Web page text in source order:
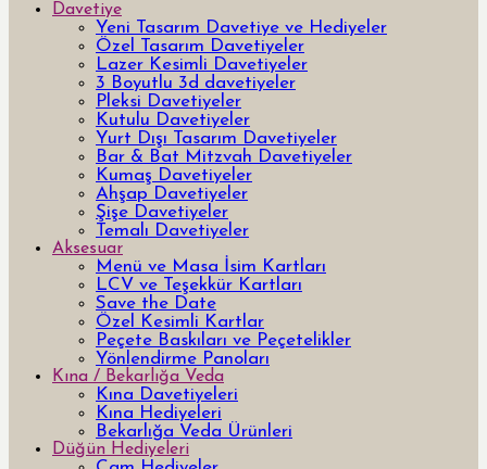
Davetiye
Yeni Tasarım Davetiye ve Hediyeler
Özel Tasarım Davetiyeler
Lazer Kesimli Davetiyeler
3 Boyutlu 3d davetiyeler
Pleksi Davetiyeler
Kutulu Davetiyeler
Yurt Dışı Tasarım Davetiyeler
Bar & Bat Mitzvah Davetiyeler
Kumaş Davetiyeler
Ahşap Davetiyeler
Şişe Davetiyeler
Temalı Davetiyeler
Aksesuar
Menü ve Masa İsim Kartları
LCV ve Teşekkür Kartları
Save the Date
Özel Kesimli Kartlar
Peçete Baskıları ve Peçetelikler
Yönlendirme Panoları
Kına / Bekarlığa Veda
Kına Davetiyeleri
Kına Hediyeleri
Bekarlığa Veda Ürünleri
Düğün Hediyeleri